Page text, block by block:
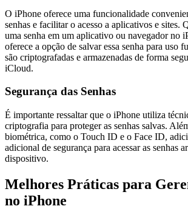
O iPhone oferece uma funcionalidade
senhas e facilitar o acesso a aplicativos e sites.
uma senha em um aplicativo ou navegador no
oferece a opção de salvar essa senha para uso
são criptografadas e armazenadas de forma
iCloud.
Segurança das Senhas
É importante ressaltar que o iPhone utiliza
criptografia para proteger as senhas salvas.
biométrica, como o Touch ID e o Face ID,
adicional de segurança para acessar as senhas
dispositivo.
Melhores Práticas para
no iPhone